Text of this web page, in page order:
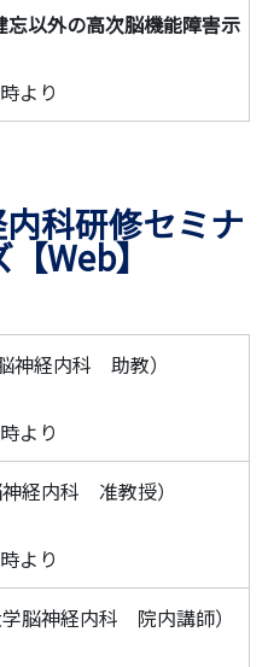
以外の高次脳機能障害示
より
科研修セミナ
Web】
神経内科 助教）
より
経内科 准教授）
より
脳神経内科 院内講師）